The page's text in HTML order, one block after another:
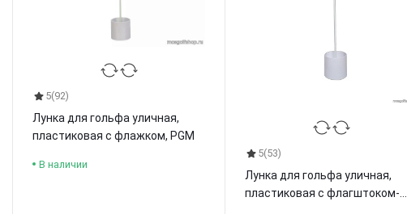
5(92)
Лунка для гольфа уличная,
пластиковая с флажком, PGM
В наличии
5(53)
Лунка для гольфа уличная,
пластиковая с флагштоком-